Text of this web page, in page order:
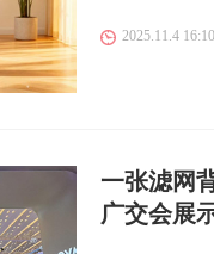
2025.11.4 16:10
一张滤网
广交会展